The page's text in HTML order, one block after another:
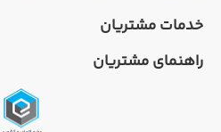
خدمات مشتریان
راهنمای مشتریان